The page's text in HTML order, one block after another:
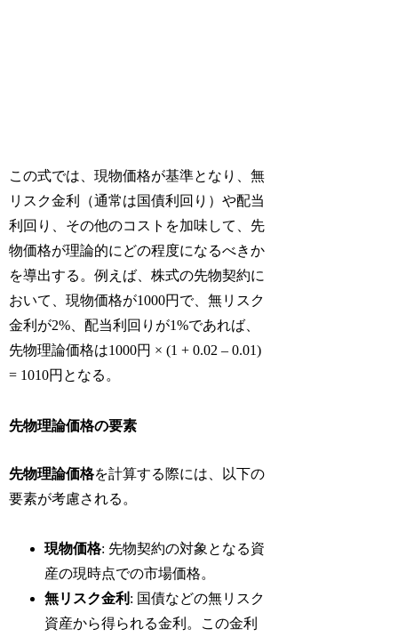
この式では、現物価格が基準となり、無
リスク金利（通常は国債利回り）や配当
利回り、その他のコストを加味して、先
物価格が理論的にどの程度になるべきか
を導出する。例えば、株式の先物契約に
おいて、現物価格が1000円で、無リスク
金利が2%、配当利回りが1%であれば、
先物理論価格は1000円 × (1 + 0.02 – 0.01)
= 1010円となる。
先物理論価格の要素
先物理論価格を計算する際には、以下の
要素が考慮される。
現物価格: 先物契約の対象となる資
産の現時点での市場価格。
無リスク金利 : 国債などの無リスク
資産から得られる金利。この金利